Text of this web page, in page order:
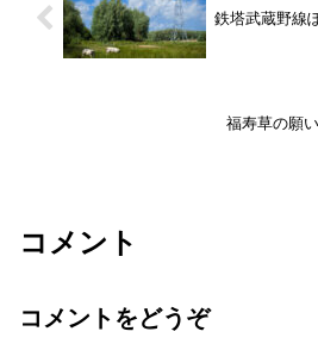
鉄塔武蔵野線
福寿草の願い
コメント
コメントをどうぞ